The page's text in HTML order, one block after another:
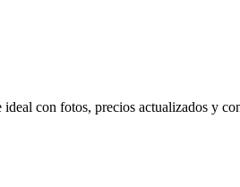
con fotos, precios actualizados y